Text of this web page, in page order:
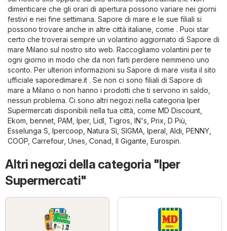
dimenticare che gli orari di apertura possono variare nei giorni
festivi e nei fine settimana. Sapore di mare e le sue filiali si
possono trovare anche in altre città italiane, come . Puoi star
certo che troverai sempre un volantino aggiornato di Sapore di
mare Milano sul nostro sito web. Raccogliamo volantini per te
ogni giorno in modo che da non farti perdere nemmeno uno
sconto. Per ulteriori informazioni su Sapore di mare visita il sito
ufficiale saporedimare.it . Se non ci sono filiali di Sapore di
mare a Milano o non hanno i prodotti che ti servono in saldo,
nessun problema. Ci sono altri negozi nella categoria Iper
Supermercati disponibili nella tua città, come MD Discount
Ekom bennet PAM Iper, Lidl Tigros IN's Prix D Più
Esselunga S Ipercoop Natura Sì SIGMA Iperal Aldi PENNY
COOP Carrefour, Unes Conad Il Gigante Eurospin.
Altri negozi della categoria "Iper
Supermercati"